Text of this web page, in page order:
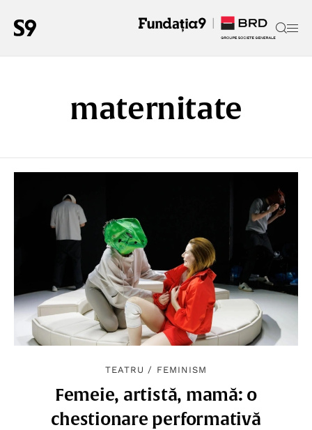
maternitate
TEATRU / FEMINISM
Femeie, artistă, mamă: o
chestionare performativă